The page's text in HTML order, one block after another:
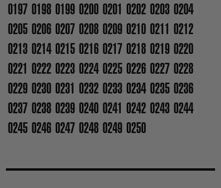
0197 0198 0199 0200 0201 0202 0203 0204
0205 0206 0207 0208 0209 0210 0211 0212
0213 0214 0215 0216 0217 0218 0219 0220
0221 0222 0223 0224 0225 0226 0227 0228
0229 0230 0231 0232 0233 0234 0235 0236
0237 0238 0239 0240 0241 0242 0243 0244
0245 0246 0247 0248 0249 0250